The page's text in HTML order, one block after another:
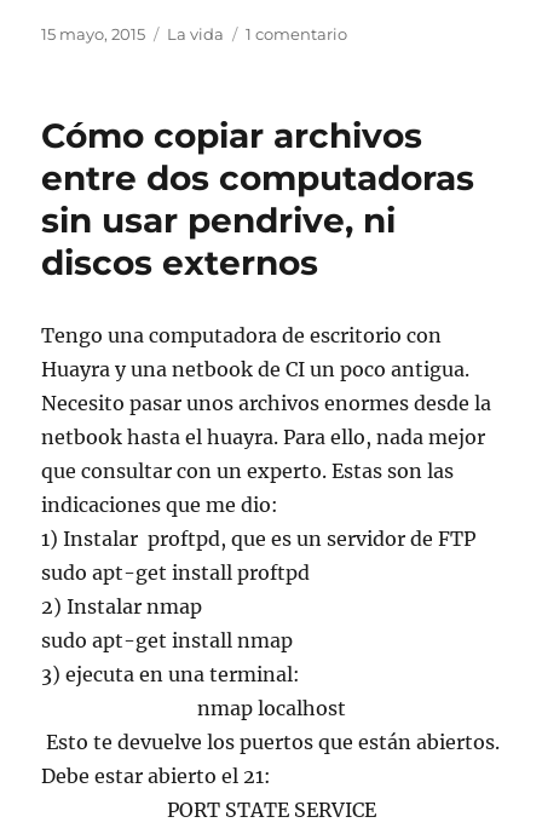
Publicado
15 mayo, 2015 Categorías
La vida 1 comentarioen
conservador
Cómo copiar archivos
entre dos computadoras
sin usar pendrive, ni
discos externos
Tengo una computadora de escritorio con
Huayra y una netbook de CI un poco antigua.
Necesito pasar unos archivos enormes desde la
netbook hasta el huayra. Para ello, nada mejor
que consultar con un experto. Estas son las
indicaciones que me dio:
1) Instalar proftpd, que es un servidor de FTP
sudo apt-get install proftpd
2) Instalar nmap
sudo apt-get install nmap
3) ejecuta en una terminal:
nmap localhost
Esto te devuelve los puertos que están abiertos.
Debe estar abierto el 21:
PORT STATE SERVICE